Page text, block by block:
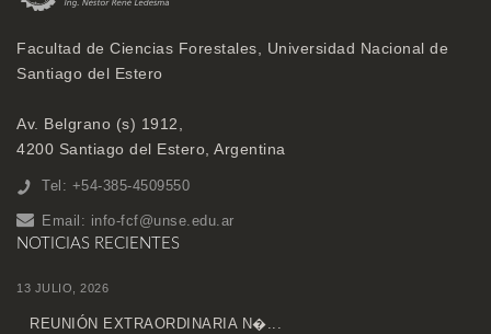
Facultad de Ciencias Forestales, Universidad Nacional de
Santiago del Estero
Av. Belgrano (s) 1912,
4200 Santiago del Estero, Argentina
Tel: +54-385-4509550
Email: info-fcf@unse.edu.ar
NOTICIAS RECIENTES
13 JULIO, 2026
REUNIÓN EXTRAORDINARIA N�...